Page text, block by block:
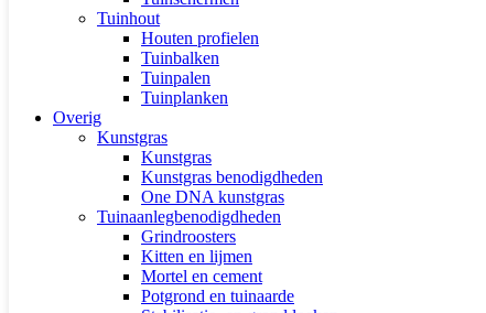
Tuinhout
Houten profielen
Tuinbalken
Tuinpalen
Tuinplanken
Overig
Kunstgras
Kunstgras
Kunstgras benodigdheden
One DNA kunstgras
Tuinaanlegbenodigdheden
Grindroosters
Kitten en lijmen
Mortel en cement
Potgrond en tuinaarde